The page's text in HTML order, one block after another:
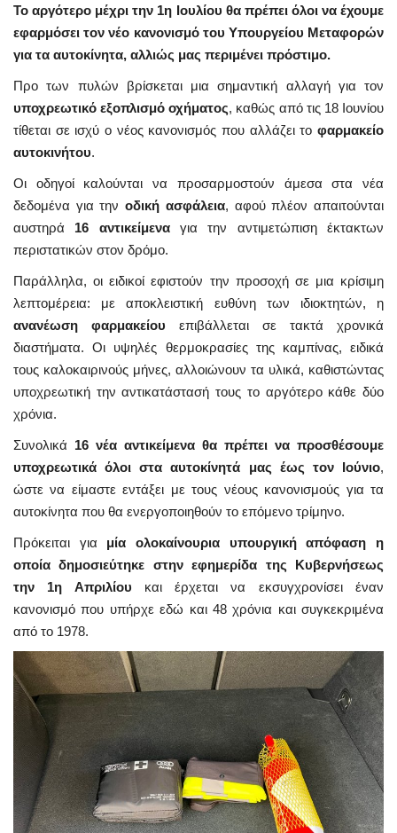
Το αργότερο μέχρι την 1η Ιουλίου θα πρέπει όλοι να έχουμε
εφαρμόσει τον νέο κανονισμό του Υπουργείου Μεταφορών
για τα αυτοκίνητα, αλλιώς μας περιμένει πρόστιμο.
Προ των πυλών βρίσκεται μια σημαντική αλλαγή για τον
υποχρεωτικό εξοπλισμό οχήματος, καθώς από τις 18 Ιουνίου
τίθεται σε ισχύ ο νέος κανονισμός που αλλάζει το φαρμακείο
αυτοκινήτου.
Οι οδηγοί καλούνται να προσαρμοστούν άμεσα στα νέα
δεδομένα για τηνοδική ασφάλεια, αφού πλέον απαιτούνται
αυστηρά 16 αντικείμεναγια την αντιμετώπιση έκτακτων
περιστατικών στον δρόμο.
Παράλληλα, οι ειδικοί εφιστούν την προσοχή σε μια κρίσιμη
λεπτομέρεια: με αποκλειστική ευθύνη των ιδιοκτητών, η
ανανέωση φαρμακείου επιβάλλεται σε τακτά χρονικά
διαστήματα. Οι υψηλές θερμοκρασίες της καμπίνας, ειδικά
τους καλοκαιρινούς μήνες, αλλοιώνουν τα υλικά, καθιστώντας
υποχρεωτική την αντικατάστασή τους το αργότερο κάθε δύο
χρόνια.
Συνολικά 16 νέα αντικείμενα θα πρέπει να προσθέσουμε
υποχρεωτικά όλοι στα αυτοκίνητά μας έως τον Ιούνιο,
ώστε να είμαστε εντάξει με τους νέους κανονισμούς για τα
αυτοκίνητα που θα ενεργοποιηθούν το επόμενο τρίμηνο.
Πρόκειται για μία ολοκαίνουρια υπουργική απόφαση η
οποία δημοσιεύτηκε στην εφημερίδα της Κυβερνήσεως
την 1η Απριλίου και έρχεται να εκσυγχρονίσει έναν
κανονισμό που υπήρχε εδώ και 48 χρόνια και συγκεκριμένα
από το 1978.